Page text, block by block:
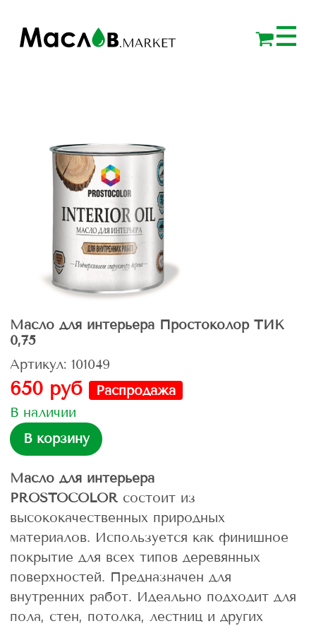
Масло для интерьера Простоколор ТИК
0,75
Артикул: 101049
650 руб
Распродажа
В наличии
В корзину
Масло для интерьера
PROSTOCOLOR состоит из
высококачественных природных
материалов. Используется как финишное
покрытие для всех типов деревянных
поверхностей. Предназначен для
внутренних работ. Идеально подходит для
пола, стен, потолка, лестниц и других